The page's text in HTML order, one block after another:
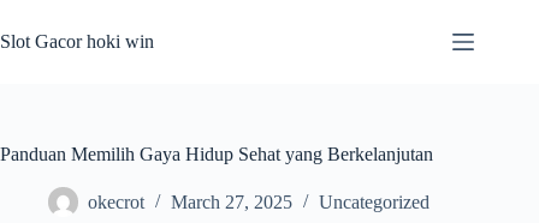
to
content
Slot Gacor hoki win
Panduan Memilih Gaya Hidup Sehat yang Berkelanjutan
okecrot March 27, 2025 Uncategorized